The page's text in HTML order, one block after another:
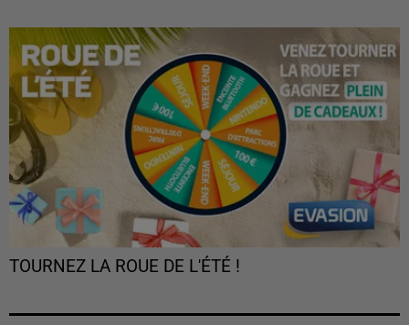
TOURNEZ LA ROUE DE L'ÉTÉ !